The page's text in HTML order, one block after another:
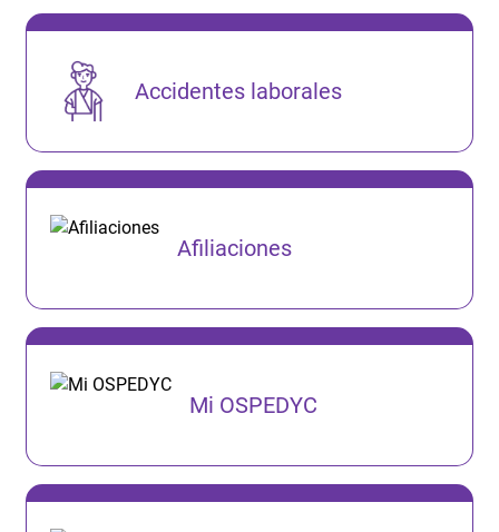
Accidentes laborales
Afiliaciones
Mi OSPEDYC